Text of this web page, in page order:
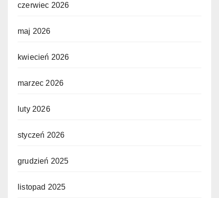
czerwiec 2026
maj 2026
kwiecień 2026
marzec 2026
luty 2026
styczeń 2026
grudzień 2025
listopad 2025